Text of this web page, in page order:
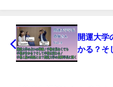
開運大学
かる？そ